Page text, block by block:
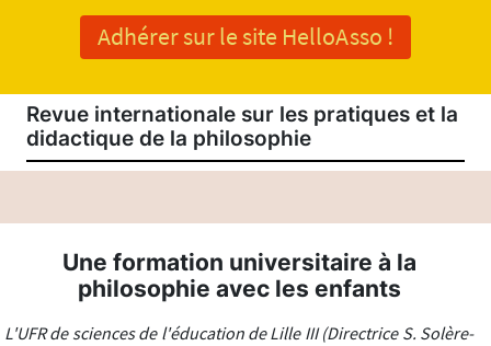
Adhérer sur le site HelloAsso !
Revue internationale sur les pratiques et la
didactique de la philosophie
Une formation universitaire à la
philosophie avec les enfants
L'UFR de sciences de l'éducation de Lille III (Directrice S. Solère-